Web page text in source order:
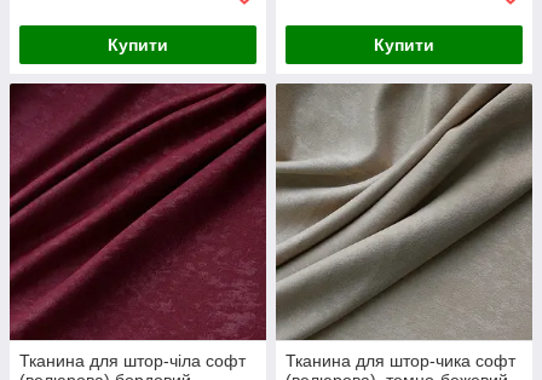
Купити Купити
Тканина для штор-чіла софт
Тканина для штор-чика софт